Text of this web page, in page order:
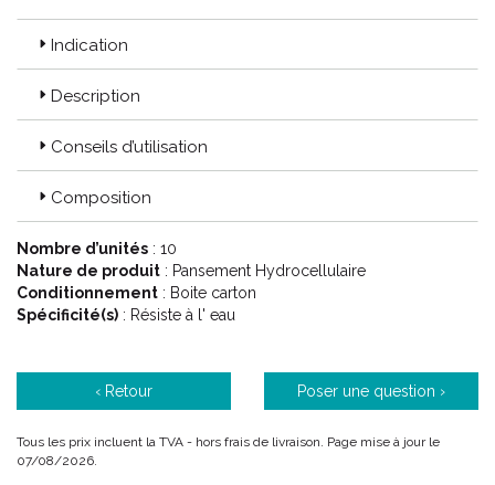
Indication
Description
Conseils d’utilisation
Composition
Nombre d’unités : 10
Nature de produit : Pansement Hydrocellulaire
Conditionnement : Boite carton
Spécificité(s) : Résiste à l' eau
‹ Retour Poser une question ›
Tous les prix incluent la TVA - hors frais de livraison. Page mise à jour le
07/08/2026.